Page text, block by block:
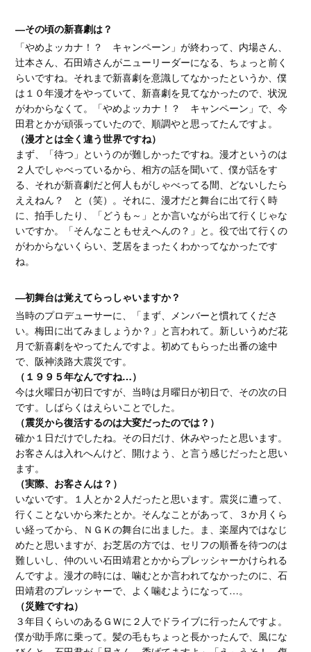
―その頃の新喜劇は？
「やめよッカナ！？ キャンペーン」が終わって、内場さん、
辻本さん、石田靖さんがニューリーダーになる、ちょっと前く
らいですね。それまで新喜劇を意識してなかったというか、僕
は１０年漫才をやっていて、新喜劇を見てなかったので、状況
がわからなくて。「やめよッカナ！？ キャンペーン」で、今
田君とかが頑張っていたので、順調やと思ってたんですよ。
（漫才とは全く違う世界ですね）
まず、「待つ」というのが難しかったですね。漫才というのは
２人でしゃべっているから、相方の話を聞いて、僕が話をす
る、それが新喜劇だと何人もがしゃべってる間、どないしたら
ええねん？ と（笑）。それに、漫才だと舞台に出て行く時
に、拍手したり、「どうも～」とか言いながら出て行くじゃな
いですか。「そんなこともせえへんの？」と。役で出て行くの
がわからないくらい、芝居をまったくわかってなかったです
ね。
―初舞台は覚えてらっしゃいますか？
当時のプロデューサーに、「まず、メンバーと慣れてくださ
い。梅田に出てみましょうか？」と言われて。新しいうめだ花
月で新喜劇をやってたんですよ。初めてもらった出番の途中
で、阪神淡路大震災です。
（１９９５年なんですね…）
今は火曜日が初日ですが、当時は月曜日が初日で、その次の日
です。しばらくはえらいことでした。
（震災から復活するのは大変だったのでは？）
確か１日だけでしたね。その日だけ、休みやったと思います。
お客さんは入れへんけど、開けよう、と言う感じだったと思い
ます。
（実際、お客さんは？）
いないです。１人とか２人だったと思います。震災に遭って、
行くことないから来たとか。そんなことがあって、３か月くら
い経ってから、ＮＧＫの舞台に出ました。ま、楽屋内ではなじ
めたと思いますが、お芝居の方では、セリフの順番を待つのは
難しいし、仲のいい石田靖君とかからプレッシャーかけられる
んですよ。漫才の時には、噛むとか言われてなかったのに、石
田靖君のプレッシャーで、よく噛むようになって…。
（災難ですね）
３年目くらいのあるＧＷに２人でドライブに行ったんですよ。
僕が助手席に乗って。髪の毛もちょっと長かったんで、風にな